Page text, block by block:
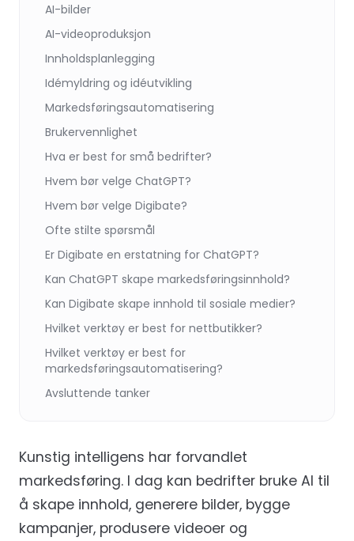
AI-bilder
AI-videoproduksjon
Innholdsplanlegging
Idémyldring og idéutvikling
Markedsføringsautomatisering
Brukervennlighet
Hva er best for små bedrifter?
Hvem bør velge ChatGPT?
Hvem bør velge Digibate?
Ofte stilte spørsmål
Er Digibate en erstatning for ChatGPT?
Kan ChatGPT skape markedsføringsinnhold?
Kan Digibate skape innhold til sosiale medier?
Hvilket verktøy er best for nettbutikker?
Hvilket verktøy er best for
markedsføringsautomatisering?
Avsluttende tanker
Kunstig intelligens har forvandlet
markedsføring. I dag kan bedrifter bruke AI til
å skape innhold, generere bilder, bygge
kampanjer, produsere videoer og